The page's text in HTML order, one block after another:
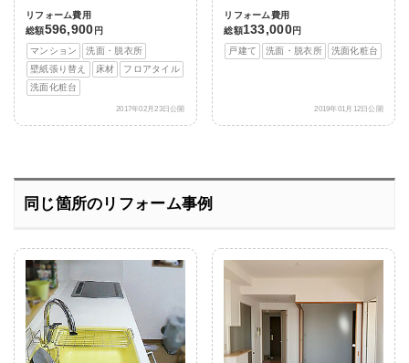
リフォーム費用
総額596,900 円
マンション
洗面・脱衣所
壁紙張り替え
床材
フロアタイル
洗面化粧台
2017年02月23日公開
リフォーム費用
総額133,000円
戸建て
洗面・脱衣所 洗面化粧台
2019年01月12日公開
同じ箇所のリフォーム事例